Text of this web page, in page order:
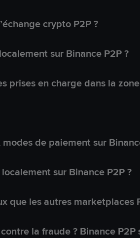
crypto P2P ?
sur Binance P2P ?
prises en charge dans la
de paiement sur
sur Binance P2P ?
que les autres marketplaces
la fraude ? Binance